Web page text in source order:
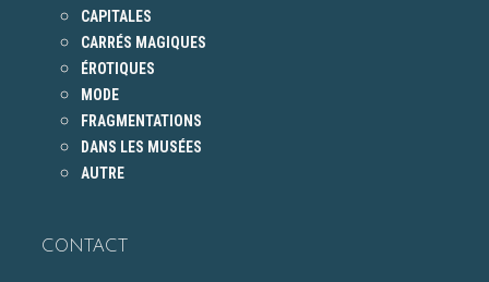
CAPITALES
CARRÉS MAGIQUES
ÉROTIQUES
MODE
FRAGMENTATIONS
DANS LES MUSÉES
AUTRE
CONTACT